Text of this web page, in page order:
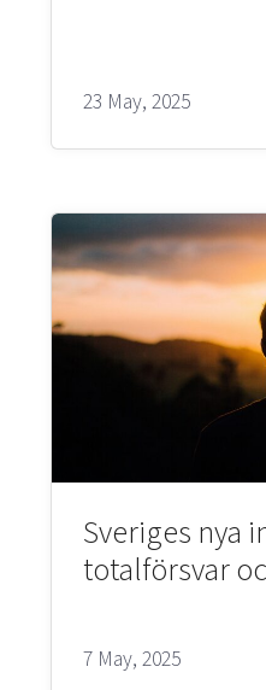
23 May, 2025
Sveriges nya
totalförsvar
7 May, 2025